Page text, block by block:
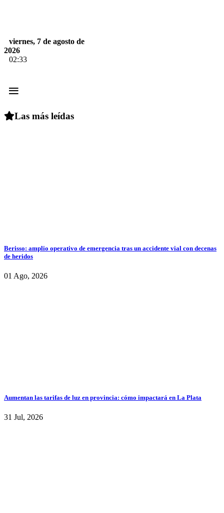
viernes, 7 de agosto de
2026
02:33
≡
Las más leídas
Berisso: amplio operativo de emergencia tras un accidente vial con decenas
de heridos
01 Ago, 2026
Aumentan las tarifas de luz en provincia: cómo impactará en La Plata
31 Jul, 2026